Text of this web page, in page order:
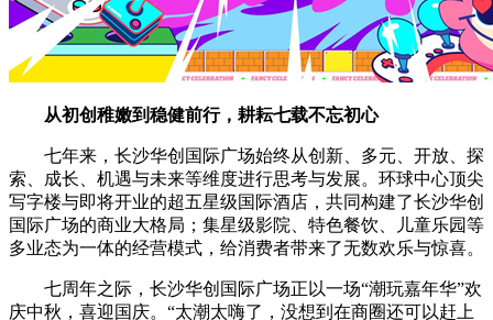
从初创稚嫩到稳健前行，耕耘七载不忘初心
七年来，长沙华创国际广场始终从创新、多元、开放、探
索、成长、机遇与未来等维度进行思考与发展。环球中心顶尖
写字楼与即将开业的超五星级国际酒店，共同构建了长沙华创
国际广场的商业大格局；集星级影院、特色餐饮、儿童乐园等
多业态为一体的经营模式，给消费者带来了无数欢乐与惊喜。
七周年之际，长沙华创国际广场正以一场“潮玩嘉年华”欢
庆中秋，喜迎国庆。“太潮太嗨了，没想到在商圈还可以赶上